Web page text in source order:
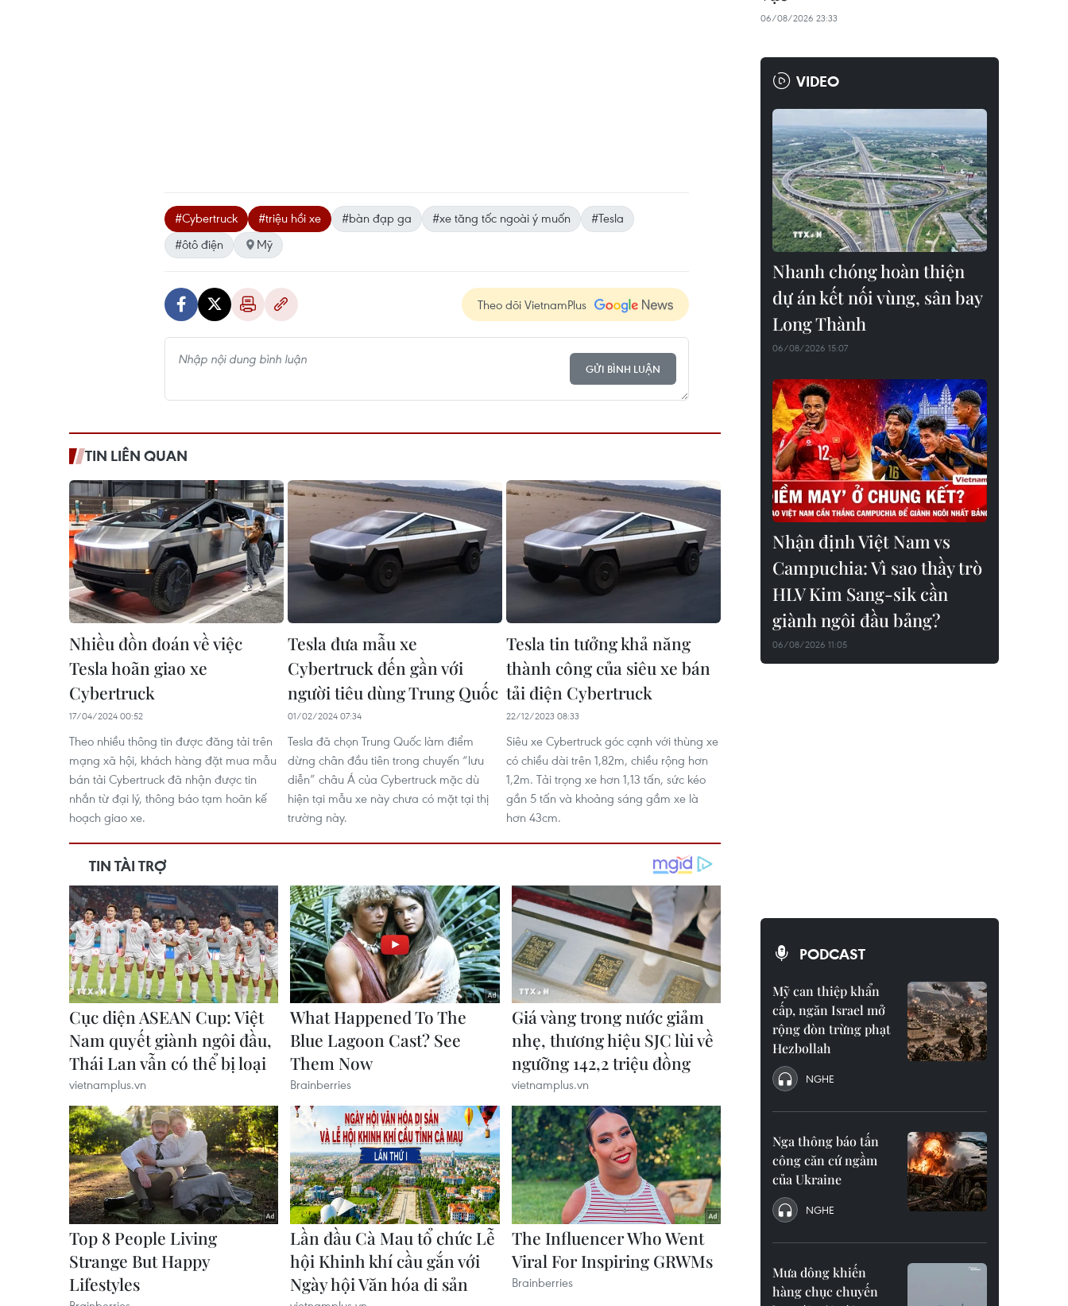
#Cybertruck #triệu hồi xe #bàn đạp ga #xe tăng tốc ngoài ý muốn
#Tesla
#ôtô điện
Mỹ
Theo dõi VietnamPlus
GỬI BÌNH LUẬN
TIN LIÊN QUAN
Nhiều đồn đoán về việc
Tesla hoãn giao xe
Cybertruck
17/04/2024 00:52
Theo nhiều thông tin được đăng tải trên
mạng xã hội, khách hàng đặt mua mẫu
bán tải Cybertruck đã nhận được tin
nhắn từ đại lý, thông báo tạm hoãn kế
hoạch giao xe.
Tesla đưa mẫu xe
Cybertruck đến gần với
người tiêu dùng Trung Quốc
01/02/2024 07:34
Tesla đã chọn Trung Quốc làm điểm
dừng chân đầu tiên trong chuyến “lưu
diễn” châu Á của Cybertruck mặc dù
hiện tại mẫu xe này chưa có mặt tại thị
trường này.
Tesla tin tưởng khả năng
thành công của siêu xe bán
tải điện Cybertruck
22/12/2023 08:33
Siêu xe Cybertruck góc cạnh với thùng xe
có chiều dài trên 1,82m, chiều rộng hơn
1,2m. Tải trọng xe hơn 1,13 tấn, sức kéo
gần 5 tấn và khoảng sáng gầm xe là
hơn 43cm.
06/08/2026 23:33
VIDEO
Nhanh chóng hoàn thiện
dự án kết nối vùng, sân bay
Long Thành
06/08/2026 15:07
Nhận định Việt Nam vs
Campuchia: Vì sao thầy trò
HLV Kim Sang-sik cần
giành ngôi đầu bảng?
06/08/2026 11:05
PODCAST
Mỹ can thiệp khẩn
cấp, ngăn Israel mở
rộng đòn trừng phạt
Hezbollah
NGHE
Nga thông báo tấn
công căn cứ ngầm
của Ukraine
NGHE
Mưa dông khiến
hàng chục chuyến